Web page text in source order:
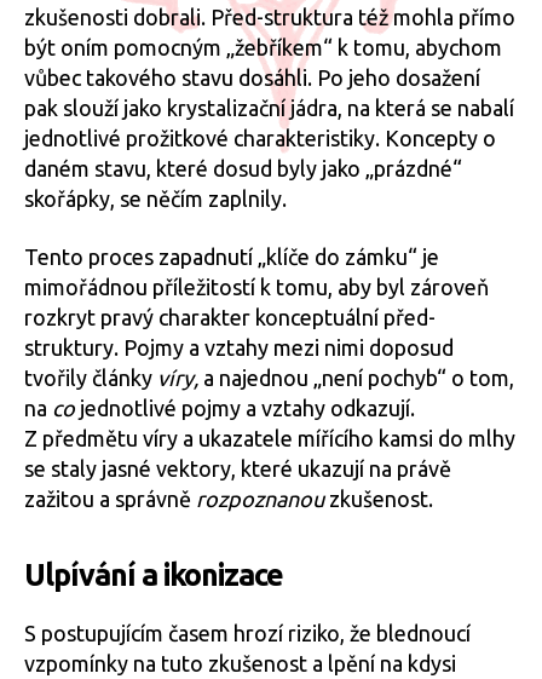
zkušenosti dobrali. Před-struktura též mohla přímo
být oním pomocným „žebříkem“ k tomu, abychom
vůbec takového stavu dosáhli. Po jeho dosažení
pak slouží jako krystalizační jádra, na která se nabalí
jednotlivé prožitkové charakteristiky. Koncepty o
daném stavu, které dosud byly jako „prázdné“
skořápky, se něčím zaplnily.
Tento proces zapadnutí „klíče do zámku“ je
mimořádnou příležitostí k tomu, aby byl zároveň
rozkryt pravý charakter konceptuální před-
struktury. Pojmy a vztahy mezi nimi doposud
tvořily články víry, a najednou „není pochyb“ o tom,
na co jednotlivé pojmy a vztahy odkazují.
Z předmětu víry a ukazatele mířícího kamsi do mlhy
se staly jasné vektory, které ukazují na právě
zažitou a správně rozpoznanou zkušenost.
Ulpívání a ikonizace
S postupujícím časem hrozí riziko, že blednoucí
vzpomínky na tuto zkušenost a lpění na kdysi